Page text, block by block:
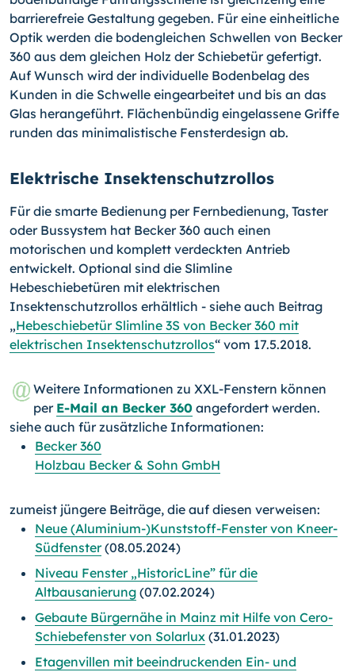
barrierefreie Gestaltung gegeben. Für eine einheitliche
Optik werden die bodengleichen Schwellen von Becker
360 aus dem gleichen Holz der Schiebetür gefertigt.
Auf Wunsch wird der individuelle Bodenbelag des
Kunden in die Schwelle eingearbeitet und bis an das
Glas herangeführt. Flächenbündig eingelassene Griffe
runden das minimalistische Fensterdesign ab.
Elektrische Insektenschutzrollos
Für die smarte Bedienung per Fernbedienung, Taster
oder Bussystem hat Becker 360 auch einen
motorischen und komplett verdeckten Antrieb
entwickelt. Optional sind die Slimline
Hebeschiebetüren mit elektrischen
Insektenschutzrollos erhältlich - siehe auch Beitrag
„Hebeschiebetür Slimline 3S von Becker 360 mit
elektrischen Insektenschutzrollos“ vom 17.5.2018.
Weitere Informationen zu XXL-Fenstern können
per E-Mail an Becker 360 angefordert werden.
siehe auch für zusätzliche Informationen:
Becker 360
Holzbau Becker & Sohn GmbH
zumeist jüngere Beiträge, die auf diesen verweisen:
Neue (Aluminium-)Kunststoff-Fenster von Kneer-
Südfenster(08.05.2024)
Niveau Fenster „HistoricLine” für die
Altbausanierung (07.02.2024)
Gebaute Bürgernähe in Mainz mit Hilfe von Cero-
Schiebefenster von Solarlux (31.01.2023)
Etagenvillen mit beeindruckenden Ein- und